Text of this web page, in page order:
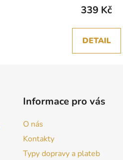
339 Kč
DETAIL
Informace pro vás
O nás
Kontakty
Typy dopravy a plateb